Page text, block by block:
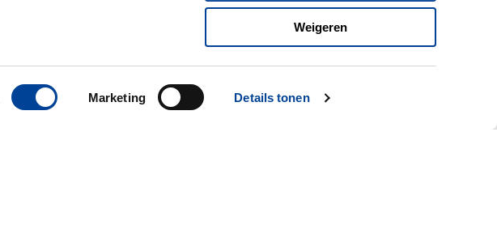
Marketing Details tonen
Weigeren